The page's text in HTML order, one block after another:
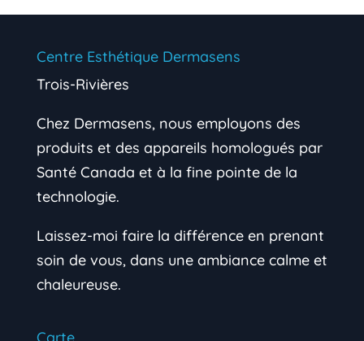
Centre Esthétique Dermasens
Trois-Rivières
Chez Dermasens, nous employons des
produits et des appareils homologués par
Santé Canada et à la fine pointe de la
technologie.
Laissez-moi faire la différence en prenant
soin de vous, dans une ambiance calme et
chaleureuse.